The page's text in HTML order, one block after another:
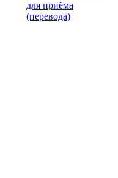
для приёма
(перевода)